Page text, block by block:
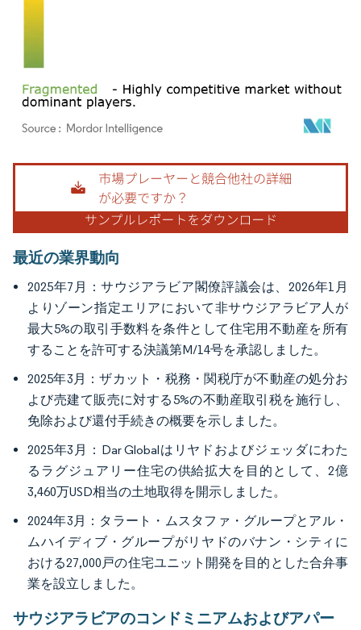
画像 © Mordor Intelligence。再利用にはCC BY 4.0の表示が必要です。
最近の業界動向
2025年7月：サウジアラビア閣僚評議会は、2026年1月
よりゾーン指定エリアにおいて非サウジアラビア人が
最大5%の取引手数料を条件として住宅用不動産を所有
することを許可する決議第M/14号を承認しました。
2025年3月：ザカット・税務・関税庁が不動産の処分お
よび売建て販売に対する5%の不動産取引税を施行し、
免除および還付手続きの概要を示しました。
2025年3月：Dar Globalはリヤドおよびジェッダにわた
るラグジュアリー住宅の供給拡大を目的として、2億
3,460万USD相当の土地取得を開示しました。
2024年3月：タラート・ムスタファ・グループとアル・
ムハイディブ・グループがリヤドのバナン・シティに
おける27,000戸の住宅ユニット開発を目的とした合弁事
業を設立しました。
サウジアラビアのコンドミニアムおよびアパー